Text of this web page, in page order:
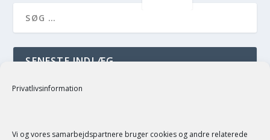
Privatlivsinformation
Vi og vores samarbejdspartnere bruger cookies og andre relaterede
SENESTE INDLÆG
just a test
SENESTE KOMMENTARER